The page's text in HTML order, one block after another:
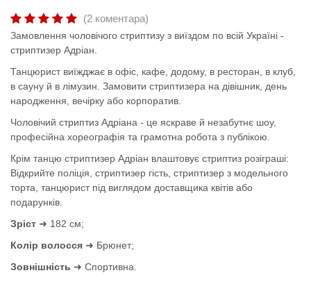
(2 коментара)
Замовлення чоловічого стриптизу з виїздом по всій Україні -
стриптизер Адріан.
Танцюрист виїжджає в офіс, кафе, додому, в ресторан, в клуб,
в сауну й в лімузин. Замовити стриптизера на дівішник, день
народження, вечірку або корпоратив.
Чоловічий стриптиз Адріана - це яскраве й незабутнє шоу,
професійна хореографія та грамотна робота з публікою.
Крім танцю стриптизер Адріан влаштовує стриптиз розіграші:
Відкрийте поліція, стриптизер гість, стриптизер з модельного
торта, танцюрист під виглядом доставщика квітів або
подарунків.
Зріст ➜ 182 см;
Колір волосся ➜ Брюнет;
Зовнішність ➜ Спортивна.